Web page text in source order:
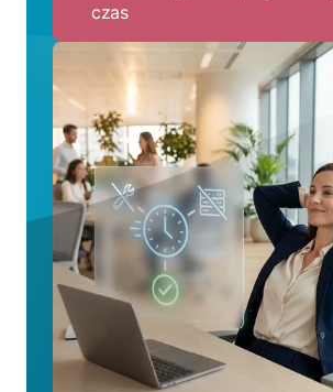
czasClick
to
Zobaczcie,
jak
zespoły
oszczędzają
czas